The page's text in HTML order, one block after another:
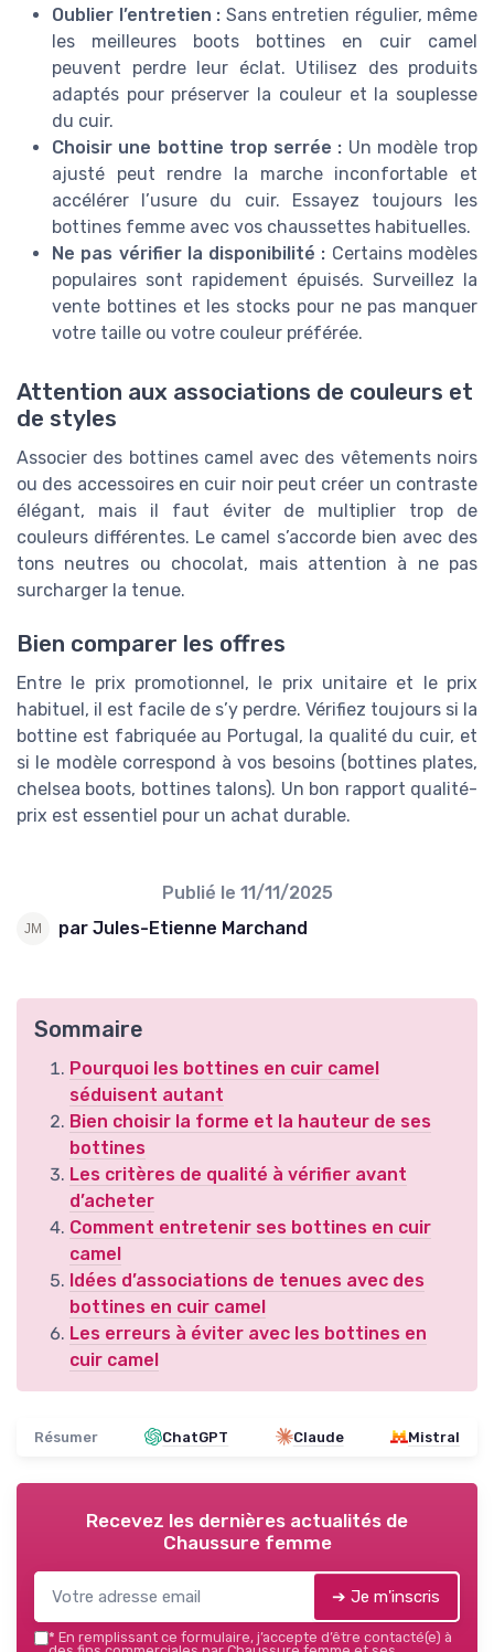
Oublier l’entretien : Sans entretien régulier, même
les meilleures boots bottines en cuir camel
peuvent perdre leur éclat. Utilisez des produits
adaptés pour préserver la couleur et la souplesse
du cuir.
Choisir une bottine trop serrée : Un modèle trop
ajusté peut rendre la marche inconfortable et
accélérer l’usure du cuir. Essayez toujours les
bottines femme avec vos chaussettes habituelles.
Ne pas vérifier la disponibilité : Certains modèles
populaires sont rapidement épuisés. Surveillez la
vente bottines et les stocks pour ne pas manquer
votre taille ou votre couleur préférée.
Attention aux associations de couleurs et
de styles
Associer des bottines camel avec des vêtements noirs
ou des accessoires en cuir noir peut créer un contraste
élégant, mais il faut éviter de multiplier trop de
couleurs différentes. Le camel s’accorde bien avec des
tons neutres ou chocolat, mais attention à ne pas
surcharger la tenue.
Bien comparer les offres
Entre le prix promotionnel, le prix unitaire et le prix
habituel, il est facile de s’y perdre. Vérifiez toujours si la
bottine est fabriquée au Portugal, la qualité du cuir, et
si le modèle correspond à vos besoins (bottines plates,
chelsea boots, bottines talons). Un bon rapport qualité-
prix est essentiel pour un achat durable.
Publié le 11/11/2025
par Jules-Etienne Marchand
Sommaire
Pourquoi les bottines en cuir camel
séduisent autant
Bien choisir la forme et la hauteur de ses
bottines
Les critères de qualité à vérifier avant
d’acheter
Comment entretenir ses bottines en cuir
camel
Idées d’associations de tenues avec des
bottines en cuir camel
Les erreurs à éviter avec les bottines en
cuir camel
Résumer ChatGPT Claude Mistral
Recevez les dernières actualités de
Chaussure femme
➔ Je m'inscris
* En remplissant ce formulaire, j’accepte d’être contacté(e) à